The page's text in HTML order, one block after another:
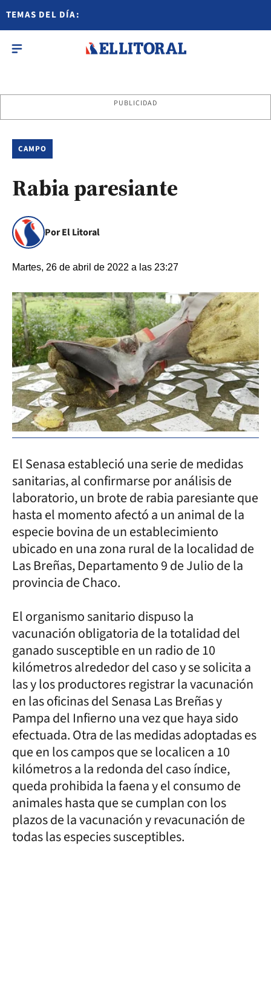
TEMAS DEL DÍA:
PUBLICIDAD
CAMPO
Rabia paresiante
Por El Litoral
Martes, 26 de abril de 2022 a las 23:27
El Senasa estableció una serie de medidas
sanitarias, al confirmarse por análisis de
laboratorio, un brote de rabia paresiante que
hasta el momento afectó a un animal de la
especie bovina de un establecimiento
ubicado en una zona rural de la localidad de
Las Breñas, Departamento 9 de Julio de la
provincia de Chaco.
El organismo sanitario dispuso la
vacunación obligatoria de la totalidad del
ganado susceptible en un radio de 10
kilómetros alrededor del caso y se solicita a
las y los productores registrar la vacunación
en las oficinas del Senasa Las Breñas y
Pampa del Infierno una vez que haya sido
efectuada. Otra de las medidas adoptadas es
que en los campos que se localicen a 10
kilómetros a la redonda del caso índice,
queda prohibida la faena y el consumo de
animales hasta que se cumplan con los
plazos de la vacunación y revacunación de
todas las especies susceptibles.